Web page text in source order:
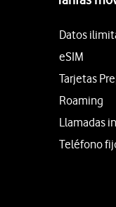
Datos
eSIM
Tarjetas
Roaming
Llamadas
Teléfono